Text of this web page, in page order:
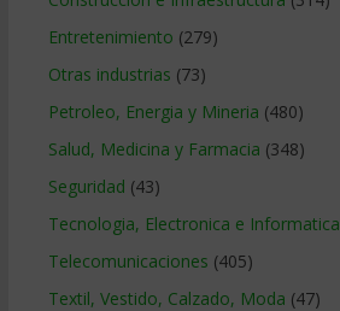
Entretenimiento (279)
Otras industrias (73)
Petroleo, Energia y Mineria (480)
Salud, Medicina y Farmacia (348)
Seguridad (43)
Tecnologia, Electronica e Informatica
Telecomunicaciones (405)
Textil, Vestido, Calzado, Moda (47)